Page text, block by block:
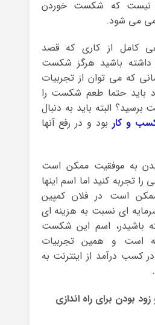
نیست که شکست خوردن
می شود.
کامل از کاری که قصد
داشته باشید هرگز شکست
که می توان از تجربیات
باید حتما طعم شکست را
البته باید به دنبال
و کاربود و در رفع آنها
به موفقیت ممکن است
تجربه کنید اما اسم اینها
است در فلان کمپین
ای نسبت به هزینه ای
باشیدر، اسم این شکست
است و همین تجربیات
کسب درآمد از اینترنت به
بودن برای راه اندازی